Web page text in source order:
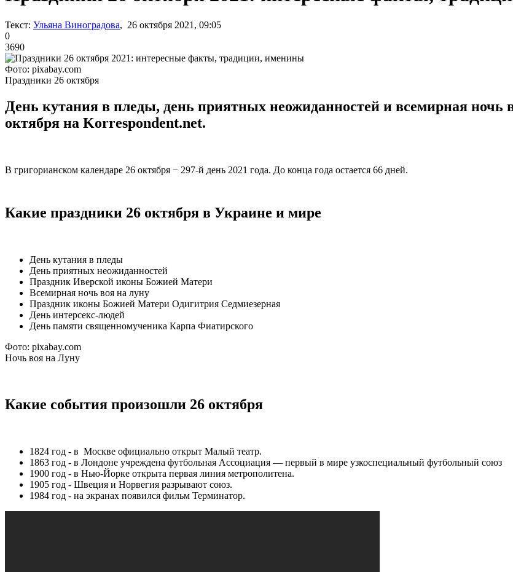
Текст: Ульяна Виноградова, 26 октября 2021, 09:05
0
3690
Фото: pixabay.com
Праздники 26 октября
День кутания в пледы, день приятных неожиданностей и всемирная
октября на Korrespondent.net.
В григорианском календаре 26 октября − 297-й день 2021 года. До конца года остается 66 дней.
Какие праздники 26 октября в Украине и мире
День кутания в пледы
День приятных неожиданностей
Праздник Иверской иконы Божией Матери
Всемирная ночь воя на луну
Праздник иконы Божией Матери Одигитрия Седмиезерная
День интерсекс-людей
День памяти священномученика Карпа Фиатирского
Фото: pixabay.com
Ночь воя на Луну
Какие события произошли 26 октября
1824 год - в Москве официально открыт Малый театр.
1863 год - в Лондоне учреждена футбольная Ассоциация — первый в мире узкоспециальный футбольный союз
1900 год - в Нью-Йорке открыта первая линия метрополитена.
1905 год - Швеция и Норвегия разрывают союз.
1984 год - на экранах появился фильм Терминатор.